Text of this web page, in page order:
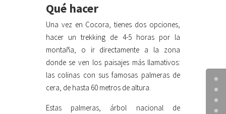
Qué hacer
Una vez en Cocora, tienes dos opciones,
hacer un trekking de 4-5 horas por la
montaña, o ir directamente a la zona
donde se ven los paisajes más llamativos:
las colinas con sus famosas palmeras de
cera, de hasta 60 metros de altura.
Estas palmeras, árbol nacional de